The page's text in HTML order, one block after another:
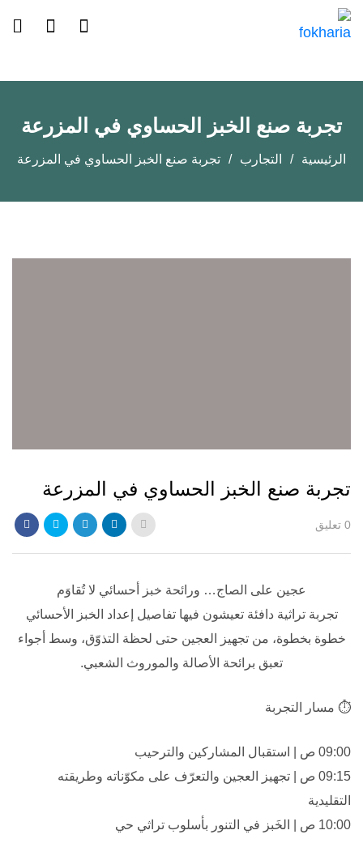
تجربة صنع الخبز الحساوي في المزرعة
الرئيسية التجارب تجربة صنع الخبز الحساوي في المزرعة
تجربة صنع الخبز الحساوي في المزرعة
0 تعليق
عجين على الصاج… ورائحة خبز أحسائي لا تُقاوَم
تجربة تراثية دافئة تعيشون فيها تفاصيل إعداد الخبز الأحسائي
خطوة بخطوة، من تجهيز العجين حتى لحظة التذوّق، وسط أجواء
تعبق برائحة الأصالة والموروث الشعبي.
⏱ مسار التجربة
09:00 ص | استقبال المشاركين والترحيب
09:15 ص | تجهيز العجين والتعرّف على مكوّناته وطريقته
التقليدية
10:00 ص | الخَبز في التنور بأسلوب تراثي حي